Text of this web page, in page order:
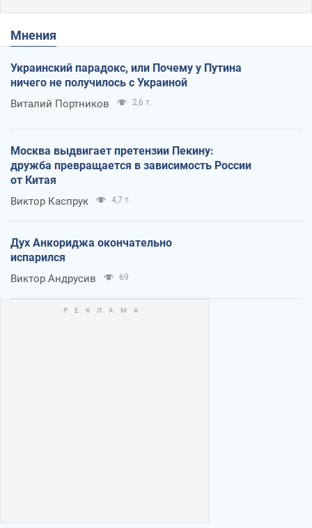
Мнения
Украинский парадокс, или Почему у Путина
ничего не получилось с Украиной
Виталий Портников 2,6 т.
Москва выдвигает претензии Пекину:
дружба превращается в зависимость России
от Китая
Виктор Каспрук 4,7 т.
Дух Анкориджа окончательно
испарился
Виктор Андрусив 69